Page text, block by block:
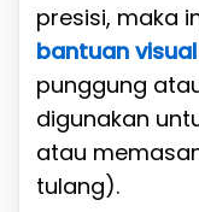
presisi, maka
bantuan visual
punggung
digunakan
atau
tulang).